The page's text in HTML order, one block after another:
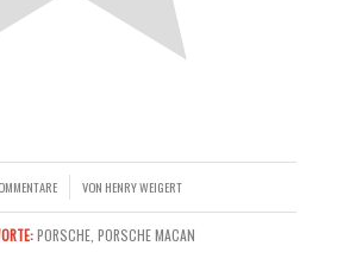
VON HENRY WEIGERT
PORSCHE ,PORSCHE MACAN